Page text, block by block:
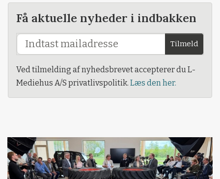
Få aktuelle nyheder i indbakken
Tilmeld
Ved tilmelding af nyhedsbrevet accepterer du L-
Mediehus A/S privatlivspolitik. Læs den her.